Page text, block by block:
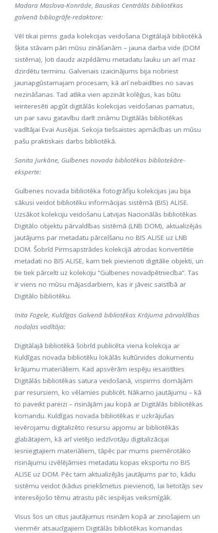
Madara Maslova-Konrāde, Bauskas Centrālās bibliotēkas
galvenā bibliogrāfe-redaktore:
Vēl tikai pirms gada kolekcijas veidošana Digitālajā bibliotēkā
šķita stāvam pāri mūsu zināšanām – jauna darba vide (DOM
sistēma), ļoti daudz aizpildāmu metadatu lauku un arī maz
dzirdētu terminu. Galvenais izaicinājums bija nobriest
jaunapgūstamajam procesam, kā arī nebaidīties no savas
nezināšanas. Tad atlika vien apzināt kolēģus, kas būtu
ieinteresēti apgūt digitālās kolekcijas veidošanas pamatus,
un par savu gatavību darīt zināmu Digitālās bibliotēkas
vadītājai Evai Ausējai. Sekoja tiešsaistes apmācības un mūsu
pašu praktiskais darbs bibliotēkā.
Sanita Jurkāne, Gulbenes novada bibliotēkas bibliotekāre-
eksperte:
Gulbenes novada bibliotēka fotogrāfiju kolekcijas jau bija
sākusi veidot bibliotēku informācijas sistēmā (BIS) ALISE.
Uzsākot kolekciju veidošanu Latvijas Nacionālās bibliotēkas
Digitālo objektu pārvaldības sistēmā (LNB DOM), aktualizējās
jautājums par metadatu pārcelšanu no BIS ALISE uz LNB
DOM. Šobrīd Pirmsapstrādes kolekcijā atrodas konvertētie
metadati no BIS ALISE, kam tiek pievienoti digitālie objekti, un
tie tiek pārcelti uz kolekciju “Gulbenes novadpētniecība”. Tas
ir viens no mūsu mājasdarbiem, kas ir jāveic saistībā ar
Digitālo bibliotēku.
Inita Fogele, Kuldīgas Galvenā bibliotēkas Krājuma pārvaldības
nodaļas vadītāja:
Digitālajā bibliotēkā šobrīd publicēta viena kolekcija ar
Kuldīgas novada bibliotēku lokālās kultūrvides dokumentu
krājumu materiāliem. Kad apsvērām iespēju iesaistīties
Digitālās bibliotēkas satura veidošanā, vispirms domājām
par resursiem, ko vēlamies publicēt. Nākamo jautājumu – kā
to paveikt pareizi – risinājām jau kopā ar Digitālās bibliotēkas
komandu. Kuldīgas novada bibliotēkas ir uzkrājušas
ievērojamu digitalizēto resursu apjomu ar bibliotēkās
glabātajiem, kā arī vietējo iedzīvotāju digitalizācijai
iesniegtajiem materiāliem, tāpēc par mums piemērotāko
risinājumu izvēlējāmies metadatu kopas eksportu no BIS
ALISE uz DOM. Pēc tam aktualizējās jautājums par to, kādu
sistēmu veidot (kādus priekšmetus pievienot), lai lietotājs sev
interesējošo tēmu atrastu pēc iespējas veiksmīgāk.
Visus šos un citus jautājumus risinām kopā ar zinošajiem un
vienmēr atsaucīgajiem Digitālās bibliotēkas komandas